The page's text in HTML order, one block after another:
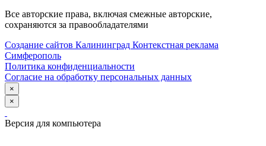
Все авторские права, включая смежные авторские,
сохраняются за правообладателями
Создание сайтов Калининград Контекстная реклама
Симферополь
Политика конфиденциальности
Согласие на обработку персональных данных
×
×
Версия для компьютера